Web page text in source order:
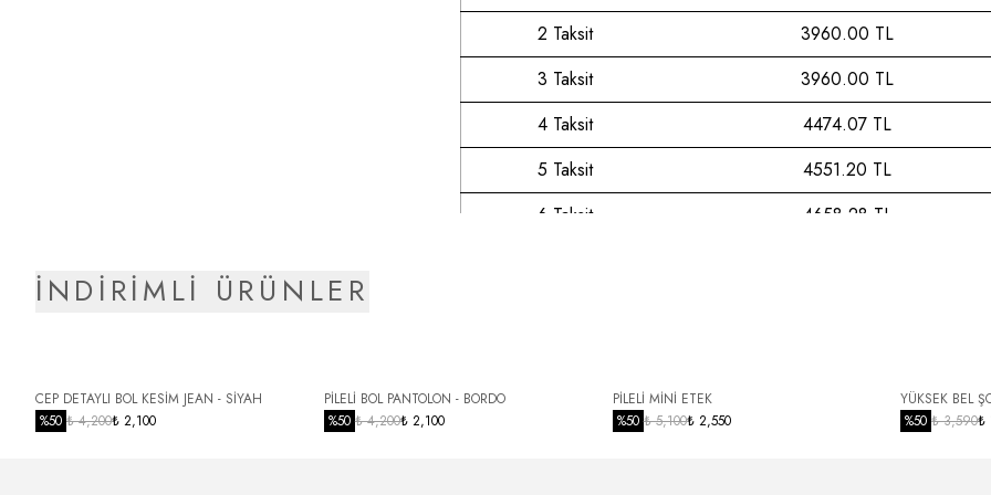
2 Taksit
3960.00 TL
3 Taksit
3960.00 TL
4 Taksit
4474.07 TL
5 Taksit
4551.20 TL
6 Taksit
4658.28 TL
İNDİRİMLİ ÜRÜNLER
CEP DETAYLI BOL KESİM JEAN - SİYAH
%50 ₺ 4,200₺ 2,100
PİLELİ BOL PANTOLON - BORDO
%50 ₺ 4,200₺ 2,100
PİLELİ MİNİ ETEK
%50 ₺ 5,100₺ 2,550
YÜKSEK BEL
%50 ₺ 3,590₺